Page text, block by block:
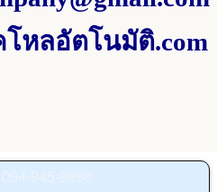
โหลอัตโนมัติ.com